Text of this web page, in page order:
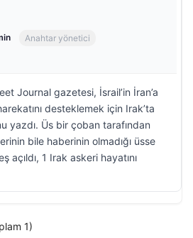
Anahtar yönetici
Journal gazetesi, İsrail’in İran’a
desteklemek için Irak’ta
yazdı. Üs bir çoban tarafından
bile haberinin olmadığı üsse
açıldı, 1 Irak askeri hayatını
1)